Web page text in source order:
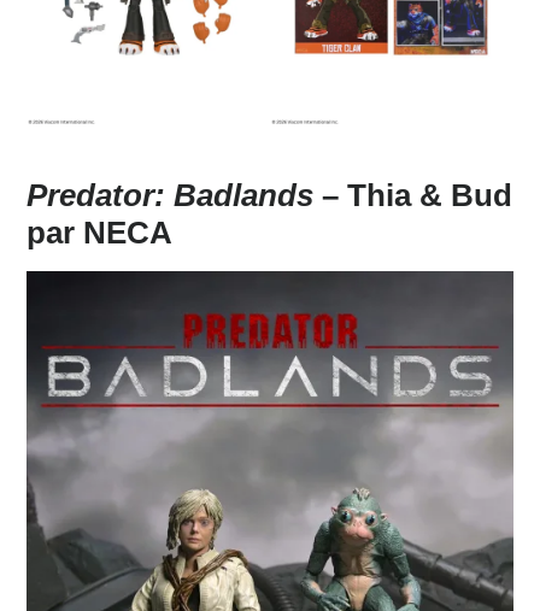
Predator: Badlands– Thia & Bud
par NECA